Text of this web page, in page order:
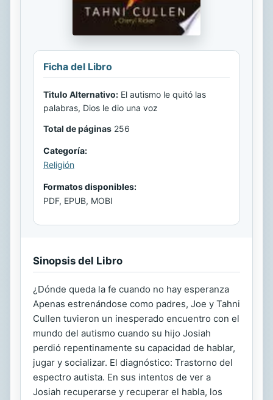
Ficha del Libro
Titulo Alternativo: El autismo le quitó las
palabras, Dios le dio una voz
Total de páginas 256
Categoría:
Religión
Formatos disponibles:
PDF, EPUB, MOBI
Sinopsis del Libro
¿Dónde queda la fe cuando no hay esperanza
Apenas estrenándose como padres, Joe y Tahni
Cullen tuvieron un inesperado encuentro con el
mundo del autismo cuando su hijo Josiah
perdió repentinamente su capacidad de hablar,
jugar y socializar. El diagnóstico: Trastorno del
espectro autista. En sus intentos de ver a
Josiah recuperarse y recuperar el habla, los